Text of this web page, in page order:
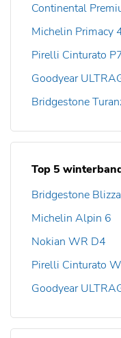
Continental
Michelin Primacy
Pirelli Cinturato
Goodyear
Bridgestone
Top 5
Bridgestone
Michelin Alpin 6
Nokian WR D4
Pirelli Cinturato
Goodyear